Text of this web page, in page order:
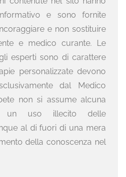
e sono fornite
e non sostituire
e medico curante. Le
esperti sono di carattere
personalizzate devono
dal Medico
non si assume alcuna
un uso illecito delle
al di fuori di una mera
della conoscenza nel